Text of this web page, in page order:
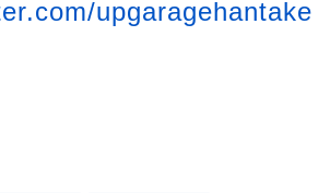
upgaragehantake